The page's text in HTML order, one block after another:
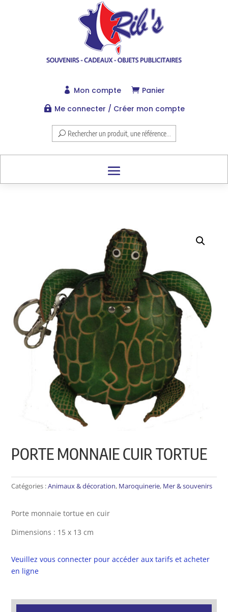
 Mon compte  Panier
 Me connecter / Créer mon compte
Rechercher un produit, une référence...
PORTE MONNAIE CUIR TORTUE
Catégories :Animaux & décoration, Maroquinerie, Mer & souvenirs
Porte monnaie tortue en cuir
Dimensions : 15 x 13 cm
Veuillez vous connecter pour accéder aux tarifs et acheter
en ligne